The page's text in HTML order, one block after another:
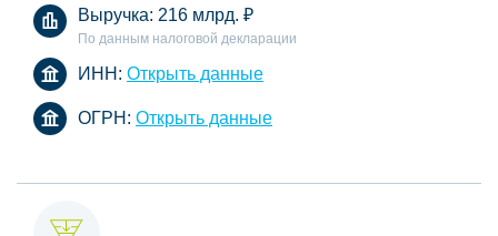
Выручка: 216 млрд. ₽
По данным налоговой декларации
ИНН: Открыть данные
ОГРН: Открыть данные